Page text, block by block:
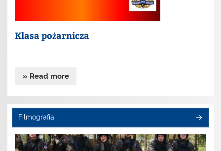
Klasa pożarnicza
» Read more
Filmografia